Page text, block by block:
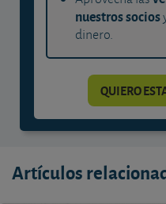
nuestros socios
dinero.
QUIERO
Artículos